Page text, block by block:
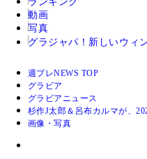
動画
写真
グラジャパ！ 新しいウィ
週プレNEWS TOP
グラビア
グラビアニュース
杉作J太郎＆呂布カルマが、
画像・写真